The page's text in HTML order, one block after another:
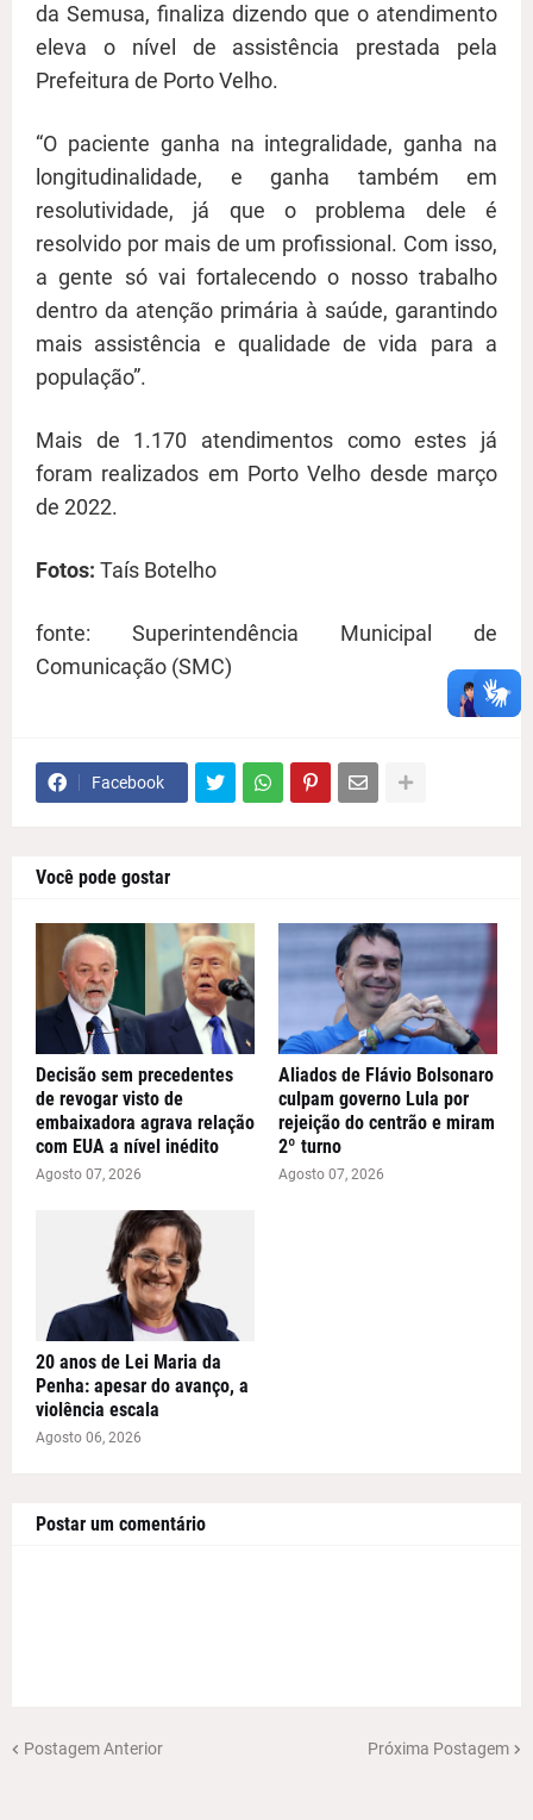
da Semusa, finaliza dizendo que o atendimento
eleva o nível de assistência prestada pela
Prefeitura de Porto Velho.
“O paciente ganha na integralidade, ganha na
longitudinalidade, e ganha também em
resolutividade, já que o problema dele é
resolvido por mais de um profissional. Com isso,
a gente só vai fortalecendo o nosso trabalho
dentro da atenção primária à saúde, garantindo
mais assistência e qualidade de vida para a
população”.
Mais de 1.170 atendimentos como estes já
foram realizados em Porto Velho desde março
de 2022.
Fotos: Taís Botelho
fonte: Superintendência Municipal de
Comunicação (SMC)
Facebook
Você pode gostar
Decisão sem precedentes
de revogar visto de
embaixadora agrava relação
com EUA a nível inédito
Agosto 07, 2026
Aliados de Flávio Bolsonaro
culpam governo Lula por
rejeição do centrão e miram
2º turno
Agosto 07, 2026
20 anos de Lei Maria da
Penha: apesar do avanço, a
violência escala
Agosto 06, 2026
Postar um comentário
Postagem Anterior Próxima Postagem